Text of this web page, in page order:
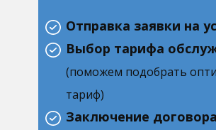
Отправка заявки на
Выбор тарифа
(поможем подобрать
тариф)
Заключение договора